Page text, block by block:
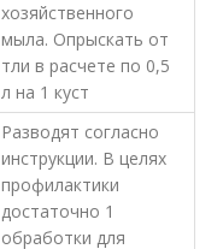
хозяйственного
мыла. Опрыскать от
тли в расчете по 0,5
л на 1 куст
Разводят согласно
инструкции. В целях
профилактики
достаточно 1
обработки для